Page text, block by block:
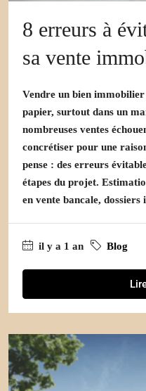
8 erreurs à
sa vente
Vendre un bien
papier, surtout dans un
nombreuses ventes
concrétiser pour une
pense : des erreurs
étapes du projet.
en vente bancale,
il y a 1 an Blog